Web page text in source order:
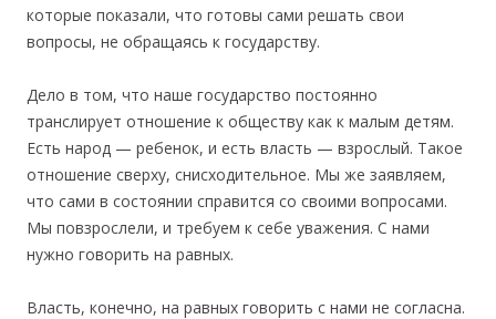
которые показали, что готовы сами решать свои
вопросы, не обращаясь к государству.
Дело в том, что наше государство постоянно
транслирует отношение к обществу как к малым детям.
Есть народ — ребенок, и есть власть — взрослый. Такое
отношение сверху, снисходительное. Мы же заявляем,
что сами в состоянии справится со своими вопросами.
Мы повзрослели, и требуем к себе уважения. С нами
нужно говорить на равных.
Власть, конечно, на равных говорить с нами не согласна.